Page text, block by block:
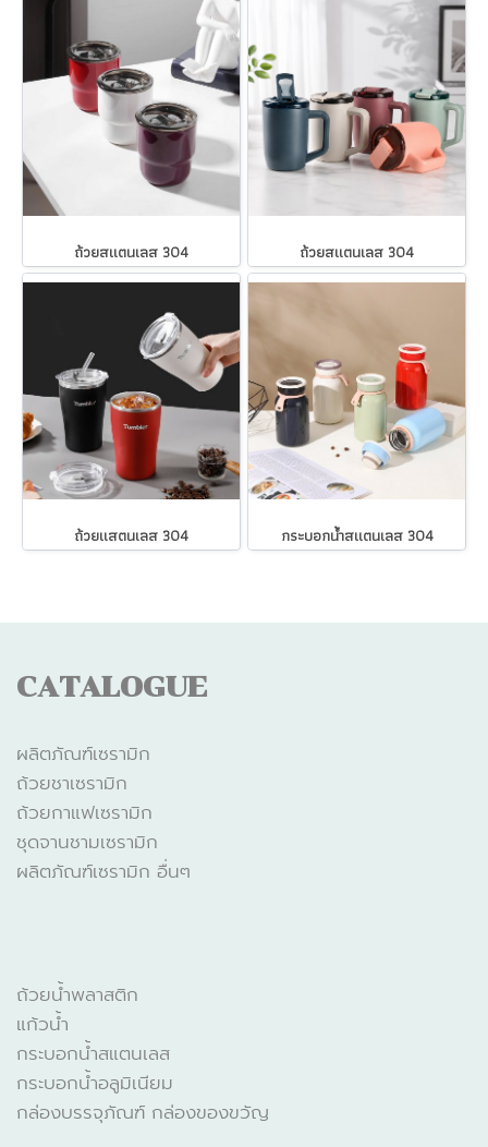
ถ้วยสแตนเลส 304 ถ้วยสแตนเลส 304
ถ้วยแสตนเลส 304 กระบอกน้ำสแตนเลส 304
CATALOGUE
ผลิตภัณฑ์เซรามิก
ถ้วยชาเซรามิก
ถ้วยกาแฟเซรามิก
ชุดจานชามเซรามิก
ผลิตภัณฑ์เซรามิก อื่นๆ
ถ้วยน้ำพลาสติก
แก้วน้ำ
กระบอกน้ำสแตนเลส
กระบอกน้ำอลูมิเนียม
กล่องบรรจุภัณฑ์ กล่องของขวัญ